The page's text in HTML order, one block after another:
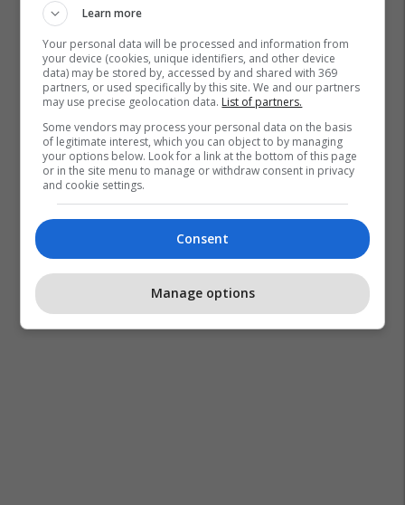
Learn more
Your personal data will be processed and information from
your device (cookies, unique identifiers, and other device
data) may be stored by, accessed by and shared with 369
partners, or used specifically by this site. We and our partners
may use precise geolocation data. List of partners.
Some vendors may process your personal data on the basis
of legitimate interest, which you can object to by managing
your options below. Look for a link at the bottom of this page
or in the site menu to manage or withdraw consent in privacy
and cookie settings.
Consent
Manage options